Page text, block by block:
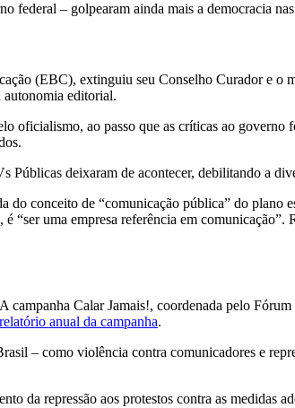
federal – golpearam ainda mais a democracia
(EBC), extinguiu seu Conselho Curador e o
autonomia editorial.
oficialismo, ao passo que as críticas ao
Públicas deixaram de acontecer, debilitando a
conceito de “comunicação pública” do plano
“ser uma empresa referência em
Calar Jamais!, coordenada pelo
relatório anual da campanha.
– como violência contra comunicadores e
da repressão aos protestos contra as medidas